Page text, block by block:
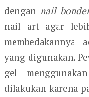
dengannail
nail art agar
membedakannya
yang digunakan.
gel
dilakukan karena